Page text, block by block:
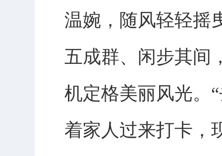
温婉，随风轻轻摇
五成群、闲步其间
机定格美丽风光。
着家人过来打卡，